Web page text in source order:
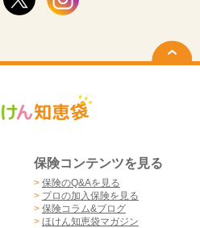
保険コンテンツを見る
> 保険のQ&Aを見る
> プロの加入保険を見る
> 保険コラム&ブログ
> ほけん知恵袋マガジン